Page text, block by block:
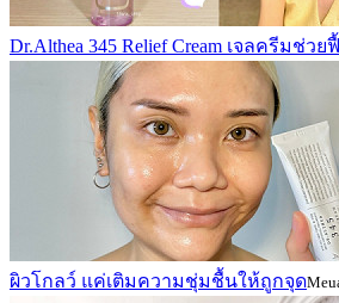
Dr.Althea 345 Relief Cream เจลครีมช่ว
ผิวโกลว์ แค่เติมความชุ่มชื้นให้ถูกจุด